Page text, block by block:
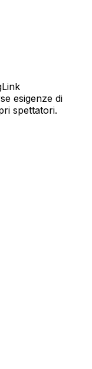
esigenze di
spettatori.